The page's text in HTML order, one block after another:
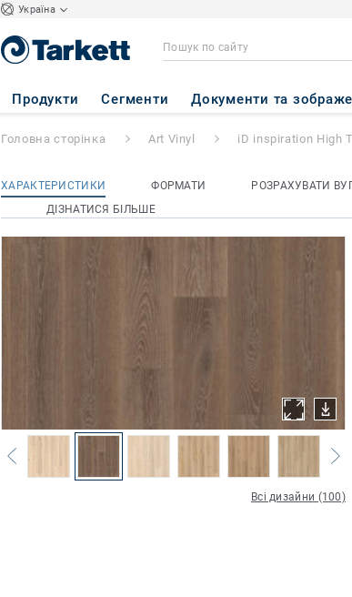
Україна
Продукти Сегменти Документи та
iD inspiration High Traffic
Головна сторінка Art Vinyl iD inspiration High
ХАРАКТЕРИСТИКИ ФОРМАТИ РОЗРАХУВАТИ
ДІЗНАТИСЯ БІЛЬШЕ
Всі дизайни (100)